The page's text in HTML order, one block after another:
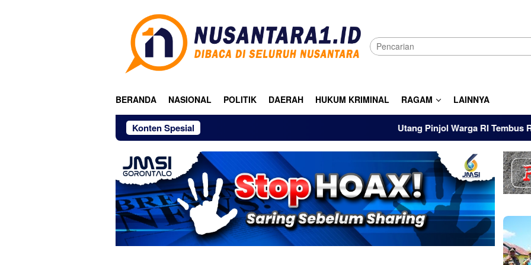
BERANDA NASIONAL POLITIK DAERAH HUKUM KRIMINAL RAGAM LAINNYA
Konten Spesial Utang Pinjol Warga RI Tembus Rp105